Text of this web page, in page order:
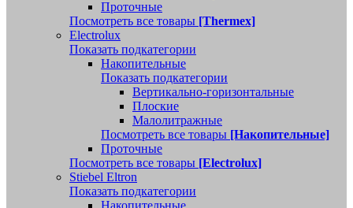
Проточные
Посмотреть все товары [Thermex]
Electrolux
Показать подкатегории
Накопительные
Показать подкатегории
Вертикально-горизонтальные
Плоские
Малолитражные
Посмотреть все товары [Накопительные]
Проточные
Посмотреть все товары [Electrolux]
Stiebel Eltron
Показать подкатегории
Накопительные